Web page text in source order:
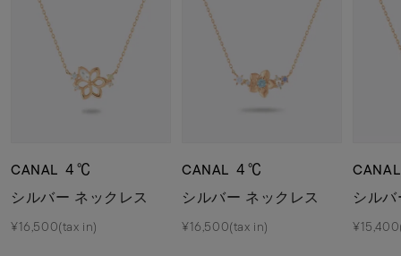
CANAL ４℃
シルバー ネックレス
¥16,500(tax in)
CANAL ４℃
シルバー ネックレス
¥16,500(tax in)
シル